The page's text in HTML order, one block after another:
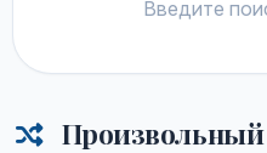
Введите